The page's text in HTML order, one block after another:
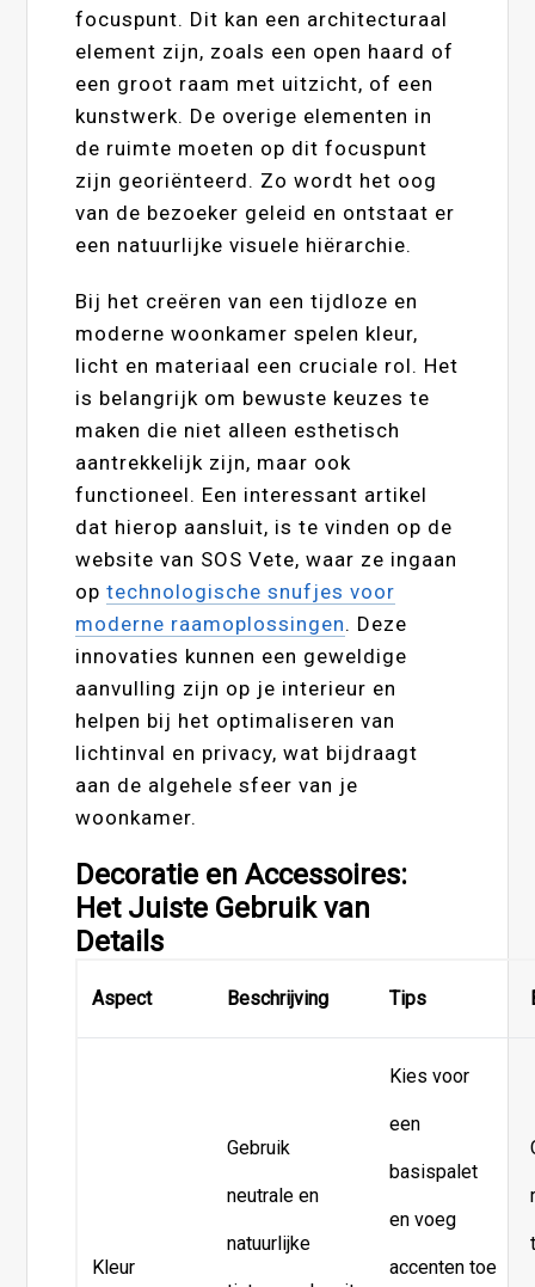
focuspunt. Dit kan een architecturaal
element zijn, zoals een open haard of
een groot raam met uitzicht, of een
kunstwerk. De overige elementen in
de ruimte moeten op dit focuspunt
zijn georiënteerd. Zo wordt het oog
van de bezoeker geleid en ontstaat er
een natuurlijke visuele hiërarchie.
Bij het creëren van een tijdloze en
moderne woonkamer spelen kleur,
licht en materiaal een cruciale rol. Het
is belangrijk om bewuste keuzes te
maken die niet alleen esthetisch
aantrekkelijk zijn, maar ook
functioneel. Een interessant artikel
dat hierop aansluit, is te vinden op de
website van SOS Vete, waar ze ingaan
optechnologische snufjes voor
moderne raamoplossingen. Deze
innovaties kunnen een geweldige
aanvulling zijn op je interieur en
helpen bij het optimaliseren van
lichtinval en privacy, wat bijdraagt
aan de algehele sfeer van je
woonkamer.
Decoratie en Accessoires:
Het Juiste Gebruik van
Details
Aspect Beschrijving Tips
Kleur
Gebruik
neutrale en
natuurlijke
Kies voor
een
basispalet
en voeg
accenten toe